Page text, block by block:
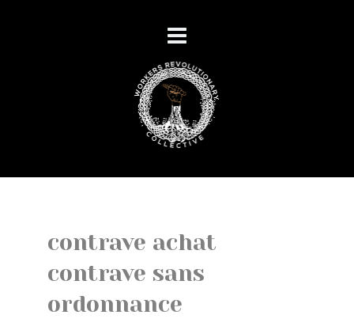
contrave achat
contrave sans
ordonnance